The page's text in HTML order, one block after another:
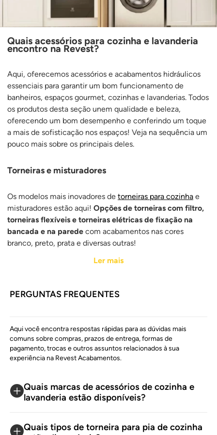
Quais acessórios para cozinha e lavanderia
encontro na Revest?
Aqui, oferecemos acessórios e acabamentos hidráulicos
essenciais para garantir um bom funcionamento de
banheiros, espaços gourmet, cozinhas e lavanderias. Todos
os produtos desta seção unem qualidade e beleza,
oferecendo um bom desempenho e conferindo um toque
a mais de sofisticação nos espaços! Veja na sequência um
pouco mais sobre os principais deles.
Torneiras e misturadores
Os modelos mais inovadores de torneiras para cozinha e
misturadores estão aqui! Opções de torneiras com filtro,
torneiras flexíveis e torneiras elétricas de fixação na
bancada e na parede com acabamentos nas cores
branco, preto, prata e diversas outras!
fria, com um simples toque, a qualquer momento.
Esculpidas internamente nas bancadas ou fixadas abaixo
das torneiras, ascubas de cozinha
ambiente. Aqui no site, você pode encontrá-las em
diferentes tamanhos e formas, com designs
contemporâneos e minimalistas.
Acessórios de limpeza
Ler mais
PERGUNTAS FREQUENTES
Aqui você encontra respostas rápidas para as dúvidas mais
comuns sobre compras, prazos de entrega, formas de
pagamento, trocas e outros assuntos relacionados à sua
experiência na Revest Acabamentos.
Quais marcas de acessórios de cozinha e
lavanderia estão disponíveis?
Quais tipos de torneira para pia de cozinha